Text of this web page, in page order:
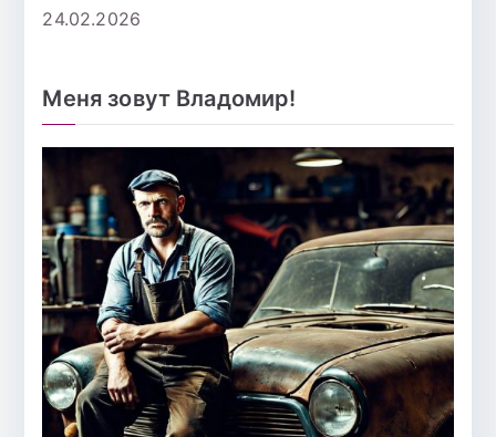
24.02.2026
Меня зовут Владомир!